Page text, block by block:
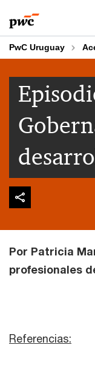
to
content
to
footer
PwC Uruguay
Por Patricia
profesionales
Referencias: